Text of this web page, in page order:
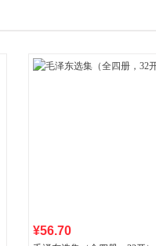
¥56.70